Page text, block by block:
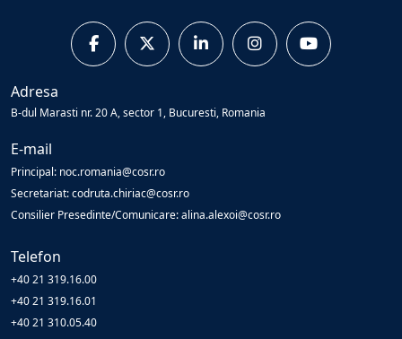
Adresa
B-dul Marasti nr. 20 A, sector 1, Bucuresti, Romania
E-mail
Principal: noc.romania@cosr.ro
Secretariat: codruta.chiriac@cosr.ro
Consilier Presedinte/Comunicare: alina.alexoi@cosr.ro
Telefon
+40 21 319.16.00
+40 21 319.16.01
+40 21 310.05.40